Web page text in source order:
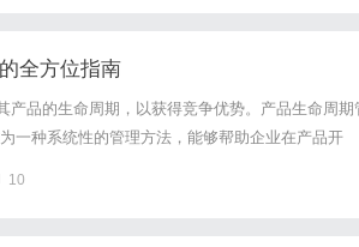
全方位指南
品的生命周期，以获得竞争优势。产品生命周期
一种系统性的管理方法，能够帮助企业在产品开
效率。本文将深入探讨PLM管理项目的定义、重
应用PLM管...
10